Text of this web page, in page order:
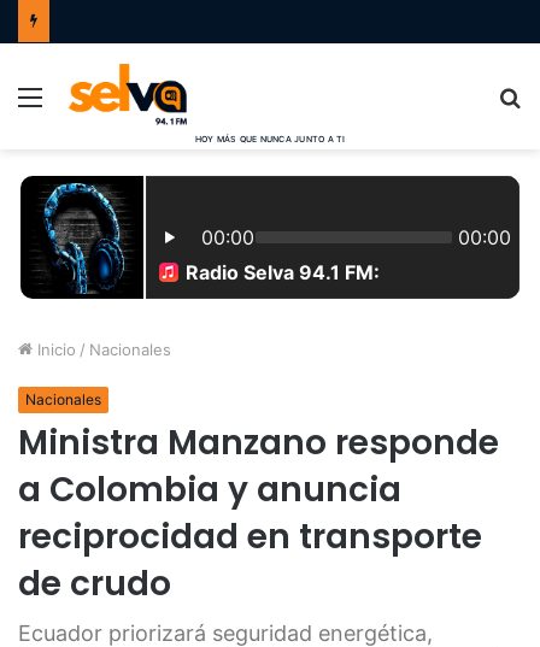
Menú
Inicio / Nacionales
Nacionales
Ministra Manzano responde
a Colombia y anuncia
reciprocidad en transporte
de crudo
Ecuador priorizará seguridad energética,